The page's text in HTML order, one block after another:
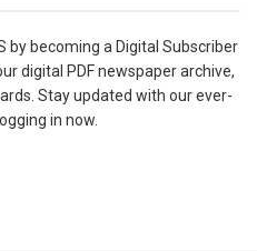
by becoming a Digital Subscriber
digital PDF newspaper archive,
Stay updated with our ever-
in now.